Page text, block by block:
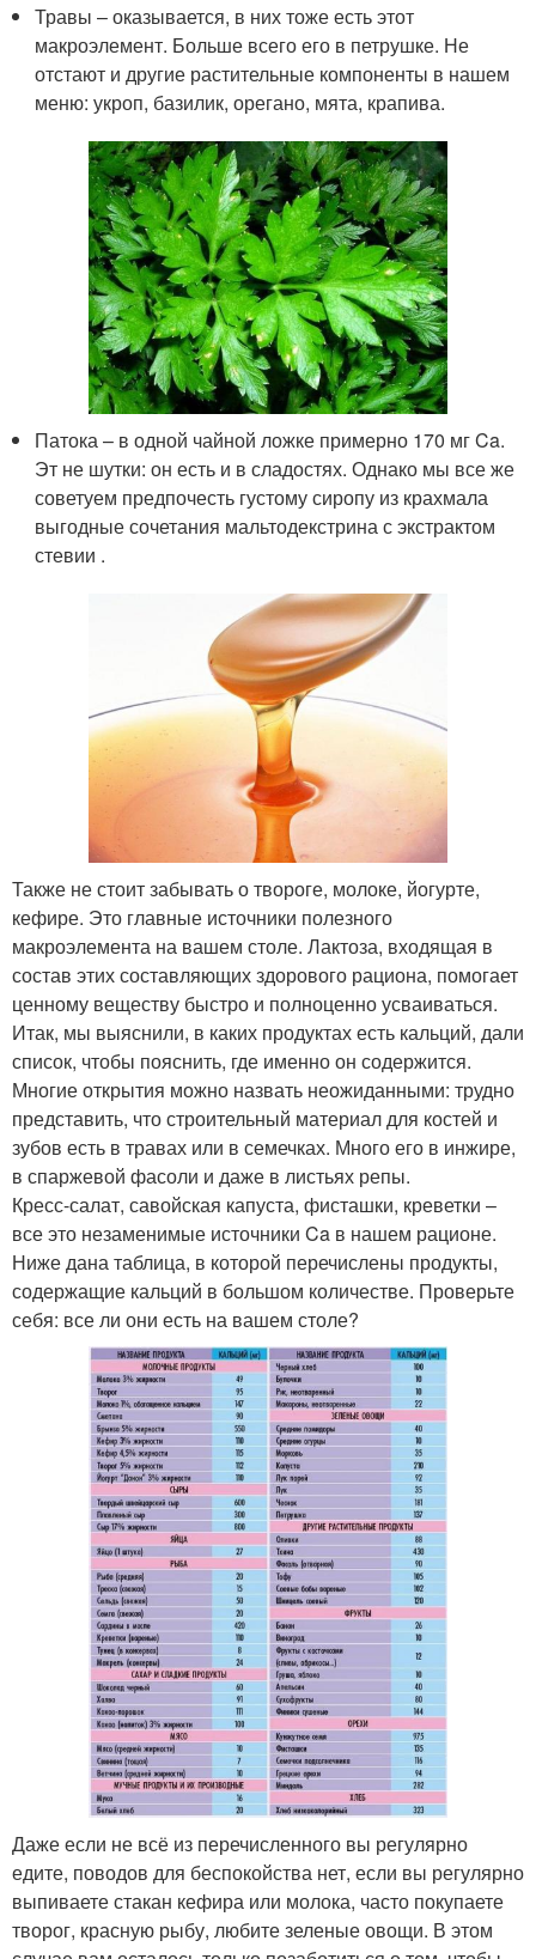
Травы – оказывается, в них тоже есть этот
макроэлемент. Больше всего его в петрушке. Не
отстают и другие растительные компоненты в нашем
меню: укроп, базилик, орегано, мята, крапива.
Патока – в одной чайной ложке примерно 170 мг Ca.
Эт не шутки: он есть и в сладостях. Однако мы все же
советуем предпочесть густому сиропу из крахмала
выгодные сочетания мальтодекстрина с экстрактом
стевии .
Также не стоит забывать о твороге, молоке, йогурте,
кефире. Это главные источники полезного
макроэлемента на вашем столе. Лактоза, входящая в
состав этих составляющих здорового рациона, помогает
ценному веществу быстро и полноценно усваиваться.
Итак, мы выяснили, в каких продуктах есть кальций, дали
список, чтобы пояснить, где именно он содержится.
Многие открытия можно назвать неожиданными: трудно
представить, что строительный материал для костей и
зубов есть в травах или в семечках. Много его в инжире,
в спаржевой фасоли и даже в листьях репы.
Кресс-салат, савойская капуста, фисташки, креветки –
все это незаменимые источники Ca в нашем рационе.
Ниже дана таблица, в которой перечислены продукты,
содержащие кальций в большом количестве. Проверьте
себя: все ли они есть на вашем столе?
Даже если не всё из перечисленного вы регулярно
едите, поводов для беспокойства нет, если вы регулярно
выпиваете стакан кефира или молока, часто покупаете
творог, красную рыбу, любите зеленые овощи. В этом